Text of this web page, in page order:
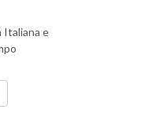
Italiana e